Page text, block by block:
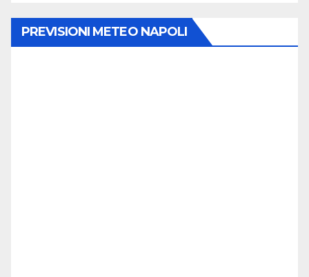
PREVISIONI METEO NAPOLI